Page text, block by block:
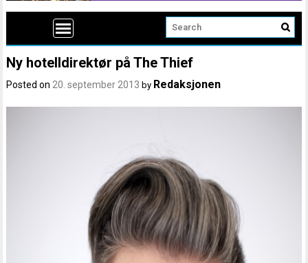
Ny hotelldirektør på The Thief
Posted on20. september 2013 by Redaksjonen